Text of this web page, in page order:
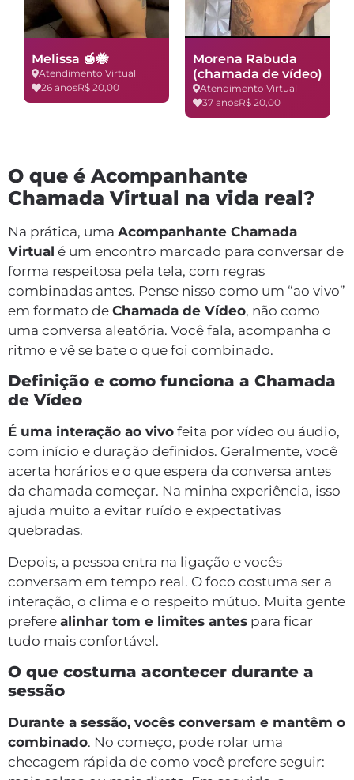
Melissa 🍯🐝
Atendimento Virtual
26 anosR$ 20,00
Morena Rabuda
(chamada de vídeo)
Atendimento Virtual
37 anosR$ 20,00
O que é Acompanhante
Chamada Virtual na vida real?
Na prática, uma Acompanhante Chamada
Virtual é um encontro marcado para conversar de
forma respeitosa pela tela, com regras
combinadas antes. Pense nisso como um “ao vivo”
em formato de Chamada de Vídeo, não como
uma conversa aleatória. Você fala, acompanha o
ritmo e vê se bate o que foi combinado.
Definição e como funciona a Chamada
de Vídeo
É uma interação ao vivo feita por vídeo ou áudio,
com início e duração definidos. Geralmente, você
acerta horários e o que espera da conversa antes
da chamada começar. Na minha experiência, isso
ajuda muito a evitar ruído e expectativas
quebradas.
Depois, a pessoa entra na ligação e vocês
conversam em tempo real. O foco costuma ser a
interação, o clima e o respeito mútuo. Muita gente
prefere alinhar tom e limites antes para ficar
tudo mais confortável.
O que costuma acontecer durante a
sessão
Durante a sessão, vocês conversam e mantêm o
combinado. No começo, pode rolar uma
checagem rápida de como você prefere seguir: